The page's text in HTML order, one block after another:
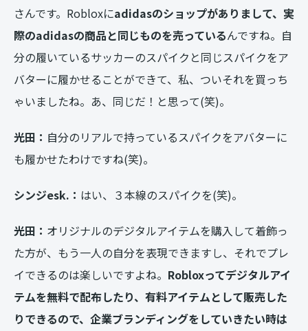
さんです。Robloxにadidasのショップがありまして、実
際のadidasの商品と同じものを売っているんですね。自
分の履いているサッカーのスパイクと同じスパイクをア
バターに履かせることができて、私、ついそれを買っち
ゃいましたね。あ、同じだ！と思って(笑)。
光田： 自分のリアルで持っているスパイクをアバターに
も履かせたわけですね(笑)。
シンジesk.： はい、３本線のスパイクを(笑)。
光田： オリジナルのデジタルアイテムを購入して着飾っ
た方が、もう一人の自分を表現できますし、それでプレ
イできるのは楽しいですよね。 Robloxってデジタルアイ
テムを無料で配布したり、有料アイテムとして販売した
りできるので、企業ブランディングをしていきたい時は